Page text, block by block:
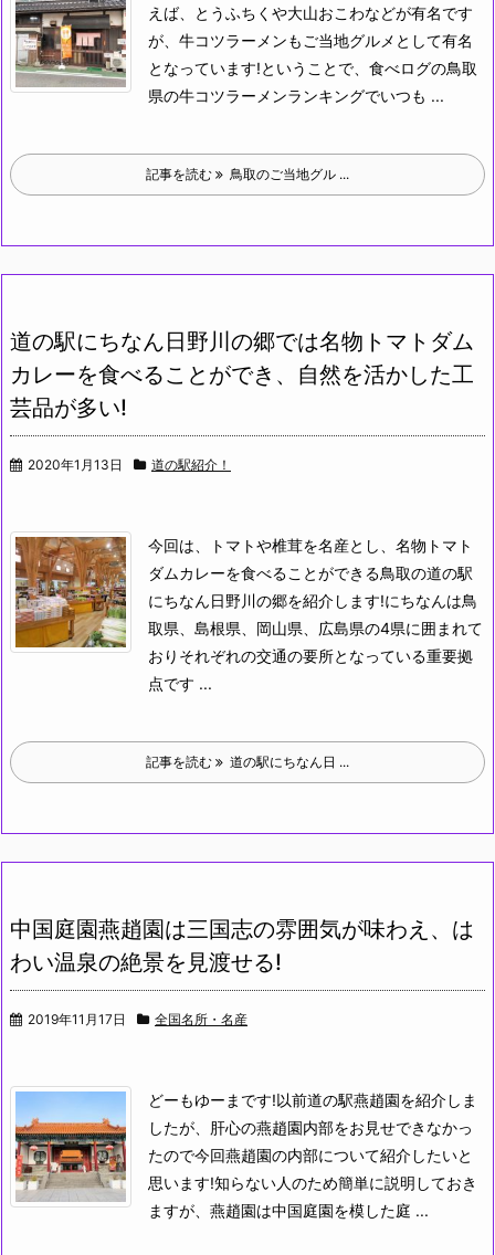
えば、とうふちくや大山おこわなどが有名です
が、牛コツラーメンもご当地グルメとして有名
となっています!ということで、食べログの鳥取
県の牛コツラーメンランキングでいつも ...
記事を読む 鳥取のご当地グル ...
道の駅にちなん日野川の郷では名物トマトダム
カレーを食べることができ、自然を活かした工
芸品が多い!
2020年1月13日 道の駅紹介！
今回は、トマトや椎茸を名産とし、名物トマト
ダムカレーを食べることができる鳥取の道の駅
にちなん日野川の郷を紹介します!にちなんは鳥
取県、島根県、岡山県、広島県の4県に囲まれて
おりそれぞれの交通の要所となっている重要拠
点です ...
記事を読む 道の駅にちなん日 ...
中国庭園燕趙園は三国志の雰囲気が味わえ、は
わい温泉の絶景を見渡せる!
2019年11月17日 全国名所・名産
どーもゆーまです!以前道の駅燕趙園を紹介しま
したが、肝心の燕趙園内部をお見せできなかっ
たので今回燕趙園の内部について紹介したいと
思います!知らない人のため簡単に説明しておき
ますが、燕趙園は中国庭園を模した庭 ...